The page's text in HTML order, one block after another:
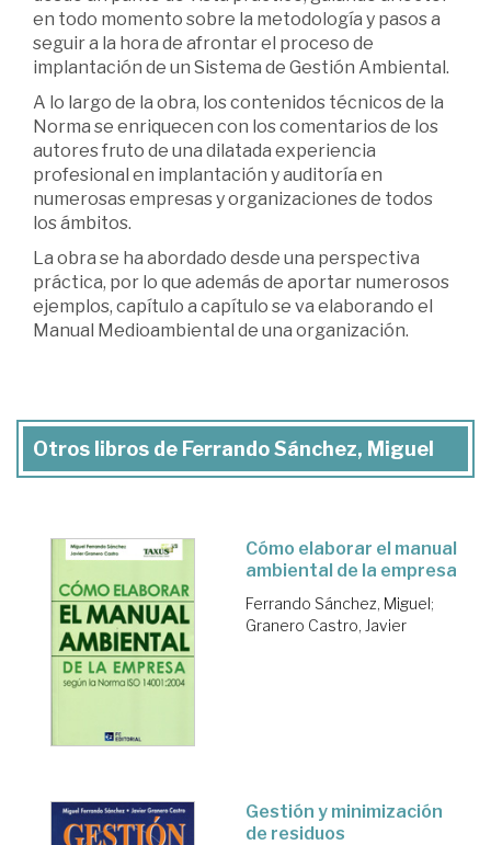
en todo momento sobre la metodología y pasos a
seguir a la hora de afrontar el proceso de
implantación de un Sistema de Gestión Ambiental.
A lo largo de la obra, los contenidos técnicos de la
Norma se enriquecen con los comentarios de los
autores fruto de una dilatada experiencia
profesional en implantación y auditoría en
numerosas empresas y organizaciones de todos
los ámbitos.
La obra se ha abordado desde una perspectiva
práctica, por lo que además de aportar numerosos
ejemplos, capítulo a capítulo se va elaborando el
Manual Medioambiental de una organización.
Otros libros de Ferrando Sánchez, Miguel
Cómo elaborar el manual
ambiental de la empresa
Ferrando Sánchez, Miguel;
Granero Castro, Javier
Gestión y minimización
de residuos